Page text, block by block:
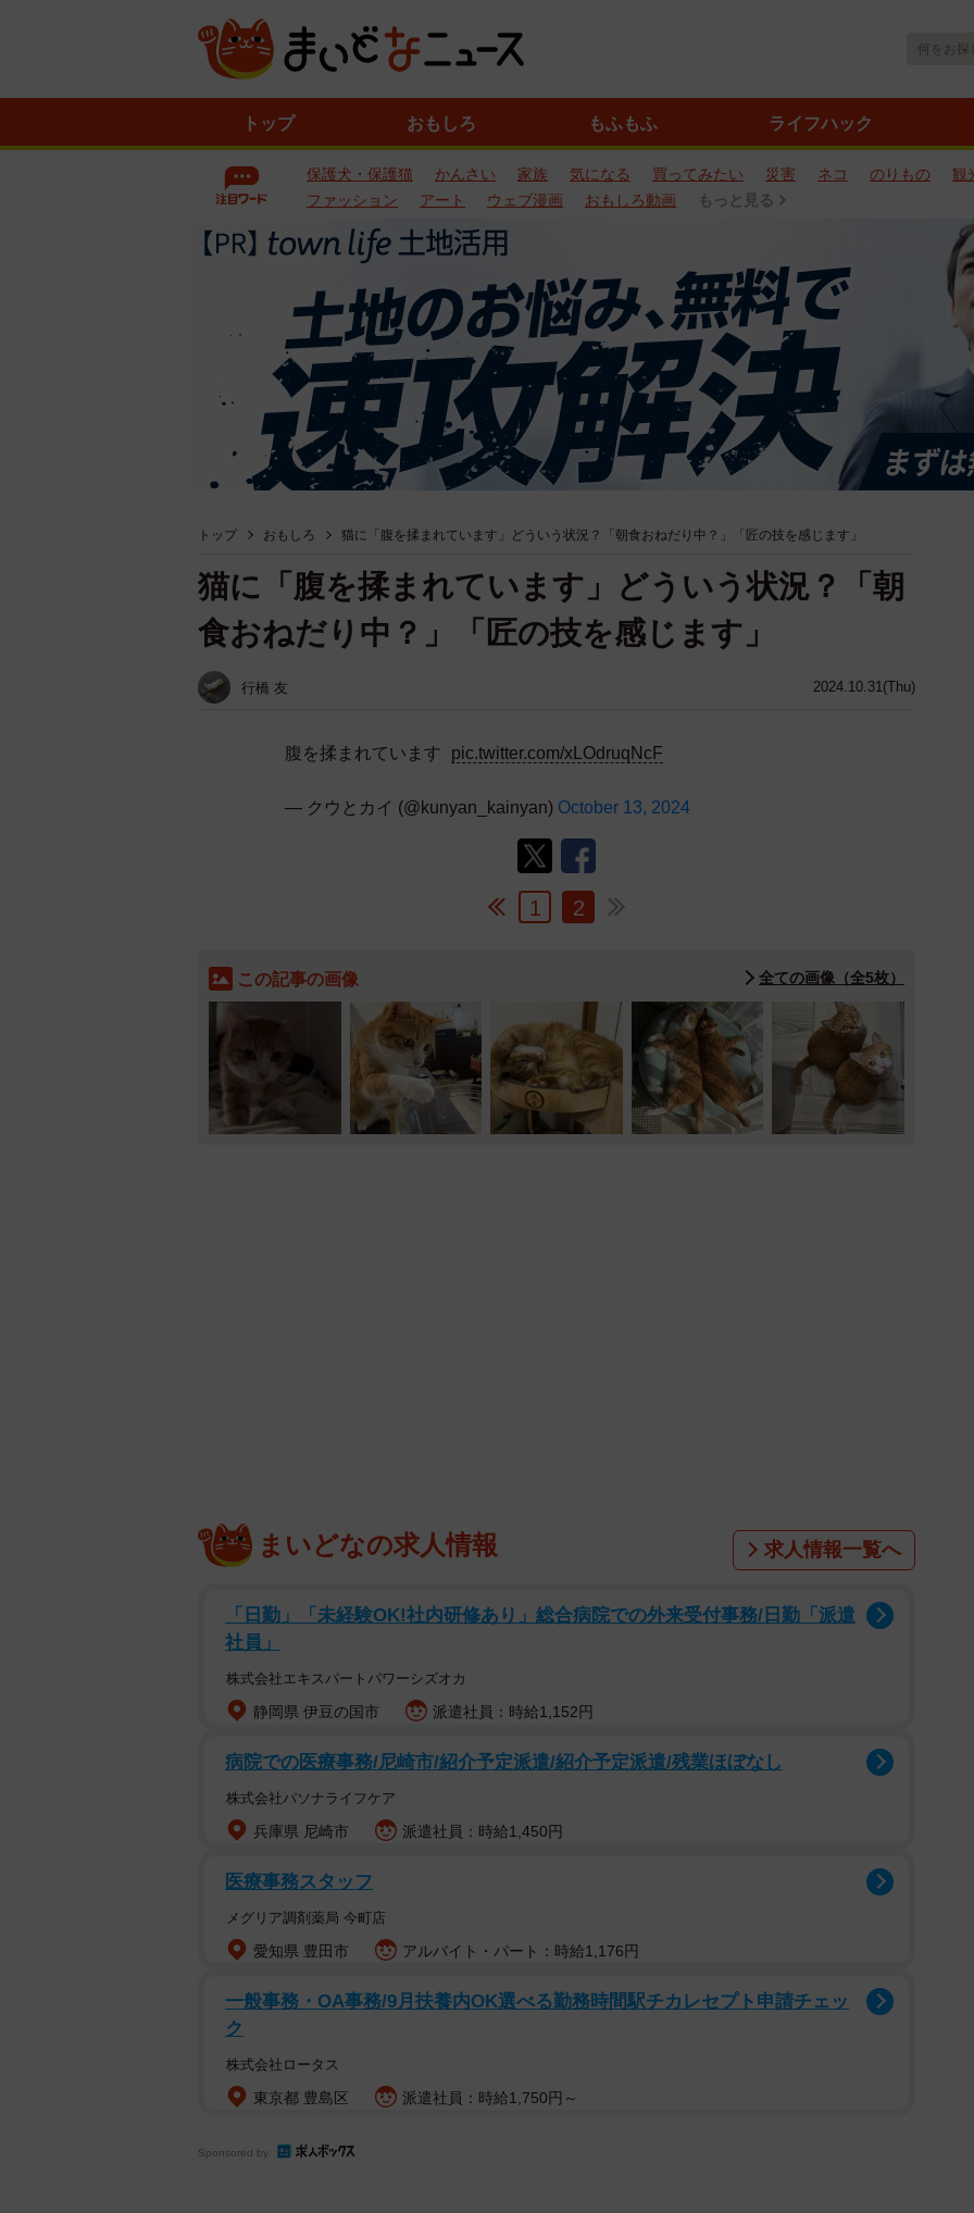
トップ おもしろ もふもふ ライフハック
保護犬・保護猫 かんさい 家族 気になる 買ってみたい 災害 ネコ のりもの 観
ファッション
アート ウェブ漫画 おもしろ動画 もっと見る
トップ おもしろ 猫に「腹を揉まれています」どういう状況？「朝食おねだり中？」「匠の技を感じます」
2024.10.31(Thu)
猫に「腹を揉まれています」どういう状況？「朝
食おねだり中？」「匠の技を感じます」
行橋 友
腹を揉まれています pic.twitter.com/xLOdruqNcF
— クウとカイ (@kunyan_kainyan) October 13, 2024
1 2
この記事の画像 全ての画像（全5枚）
まいどなの求人情報 求人情報一覧へ
「日勤」「未経験OK!社内研修あり」総合病院での外来受付事務/日勤「派遣
社員」
株式会社エキスパートパワーシズオカ
静岡県 伊豆の国市 派遣社員：時給1,152円
病院での医療事務/尼崎市/紹介予定派遣/紹介予定派遣/残業ほぼなし
株式会社パソナライフケア
兵庫県 尼崎市 派遣社員：時給1,450円
医療事務スタッフ
メグリア調剤薬局 今町店
愛知県 豊田市 アルバイト・パート：時給1,176円
一般事務・OA事務/9月扶養内OK選べる勤務時間駅チカレセプト申請チェッ
ク
株式会社ロータス
東京都 豊島区 派遣社員：時給1,750円～
Sponsored by